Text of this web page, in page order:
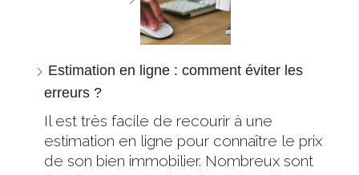
Estimation en ligne : comment éviter les
erreurs ?
Il est très facile de recourir à une
estimation en ligne pour connaître le prix
de son bien immobilier. Nombreux sont